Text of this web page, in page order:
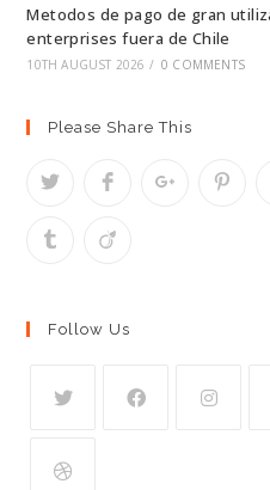
Metodos de pago de gran
enterprises fuera de Chile
10TH AUGUST 2026 / 0 COMMENTS
Please Share This
Follow Us